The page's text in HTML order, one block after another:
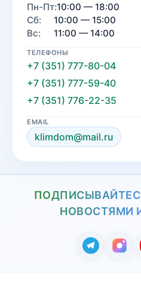
Пн-Пт:10:00 — 18:00
Сб:
10:00 — 15:00
Вс:
11:00 — 14:00
ТЕЛЕФОНЫ
+7 (351) 777-80-04
+7 (351) 777-59-40
+7 (351) 776-22-35
EMAIL
klimdom@mail.ru
НОВОСТЯМИ